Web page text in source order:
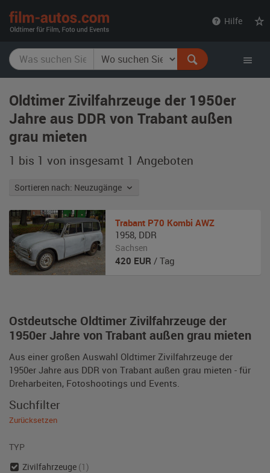
Hilfe
Oldtimer Zivilfahrzeuge der 1950er
Jahre aus DDR von Trabant außen
grau mieten
1 bis 1 von insgesamt 1 Angeboten
Sortieren nach: Neuzugänge
Ostdeutsche Oldtimer Zivilfahrzeuge der
1950er Jahre von Trabant außen grau mieten
Aus einer großen Auswahl Oldtimer Zivilfahrzeuge der
1950er Jahre aus DDR von Trabant außen grau mieten - für
Dreharbeiten, Fotoshootings und Events.
Trabant P70 Kombi AWZ
1958, DDR
Sachsen
420 EUR / Tag
Suchfilter
Zurücksetzen
TYP
Zivilfahrzeuge (1)